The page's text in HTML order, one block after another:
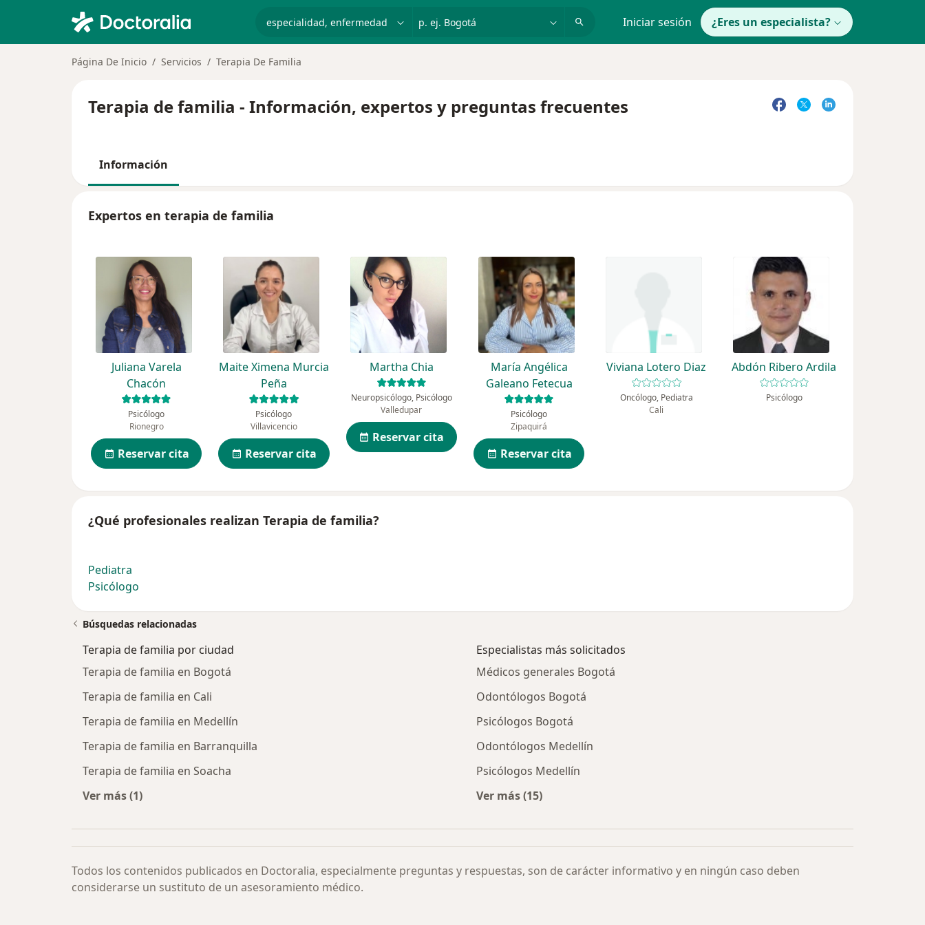
p. ej. Bogotá Iniciar sesión ¿Eres un especialista?
Página De Inicio Servicios Terapia De Familia
Terapia de familia - Información, expertos y preguntas frecuentes
Información
Expertos en terapia de familia
Juliana Varela
Chacón
Psicólogo
Rionegro
Reservar cita
Maite Ximena Murcia
Peña
Psicólogo
Villavicencio
Reservar cita
Martha Chia
Neuropsicólogo, Psicólogo
Valledupar
Reservar cita
María Angélica
Galeano Fetecua
Psicólogo
Zipaquirá
Reservar cita
Viviana Lotero Diaz
Oncólogo, Pediatra
Cali
Abdón Ribero Ardila
Psicólogo
¿Qué profesionales realizan Terapia de familia?
Pediatra
Psicólogo
Búsquedas relacionadas
Terapia de familia por ciudad
Terapia de familia en Bogotá
Terapia de familia en Cali
Terapia de familia en Medellín
Terapia de familia en Barranquilla
Terapia de familia en Soacha
Ver más (1)
Especialistas más solicitados
Médicos generales Bogotá
Odontólogos Bogotá
Psicólogos Bogotá
Odontólogos Medellín
Psicólogos Medellín
Ver más (15)
Todos los contenidos publicados en Doctoralia, especialmente preguntas y respuestas, son de carácter informativo y en ningún caso deben
considerarse un sustituto de un asesoramiento médico.